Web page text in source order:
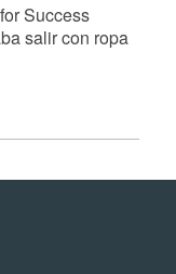
Success
salir con ropa